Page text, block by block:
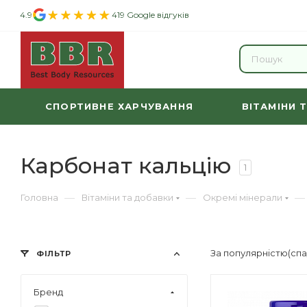
4.9 419 Google відгуків
СПОРТИВНЕ ХАРЧУВАННЯ ВІТАМІНИ
Карбонат кальцію 1
Головна — Вітаміни та добавки — Окремі мінерали —
За
ФІЛЬТР
Бренд